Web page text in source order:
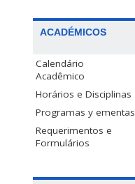
ACADÉMICOS
Calendário
Acadêmico
Horários e Disciplinas
Programas y ementas
Requerimentos e
Formulários